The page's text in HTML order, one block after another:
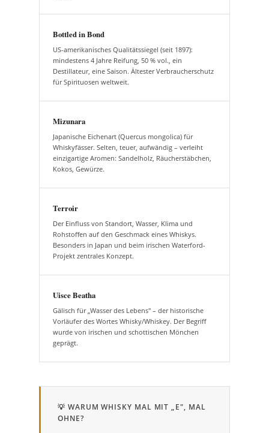
Bottled in Bond
US-amerikanisches Qualitätssiegel (seit 1897):
mindestens 4 Jahre Reifung, 50 % vol., ein
Destillateur, eine Saison. Ältester Verbraucherschutz
für Spirituosen weltweit.
Mizunara
Japanische Eichenart (Quercus mongolica) für
Whiskyfässer. Selten, teuer, aufwändig – verleiht
einzigartige Aromen: Sandelholz, Räucherstäbchen,
Kokos, Gewürze.
Terroir
Der Einfluss von Standort, Wasser, Klima und
Rohstoffen auf den Geschmack eines Whiskys.
Besonders in Japan und beim irischen Waterford-
Projekt zentrales Konzept.
Uisce Beatha
Gälisch für „Wasser des Lebens" – der historische
Vorläufer des Wortes Whisky/Whiskey. Der Begriff
wurde von irischen und schottischen Mönchen
geprägt.
💡 WARUM WHISKY MAL MIT „E", MAL
OHNE?